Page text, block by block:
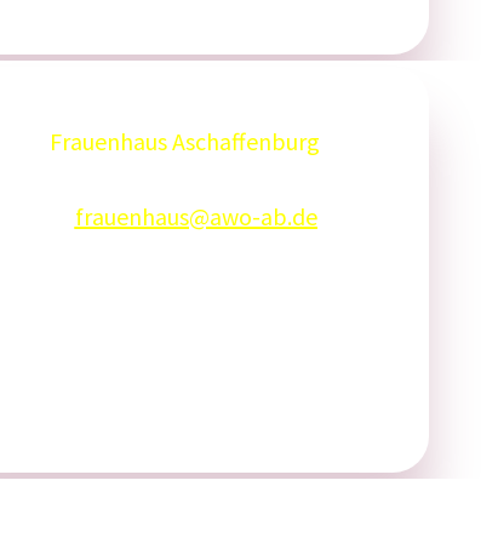
Frauenhaus Aschaffenburg
frauenhaus@awo-ab.de